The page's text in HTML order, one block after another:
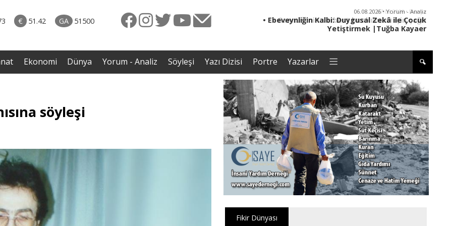
€ 51.42 GA 51500
• Gannuşi'nin serbest bırakılması için çağrı
06.08.2026 • Yorum - Analiz
• Ebeveynliğin Kalbi: Duygusal Zekâ ile Çocuk
Yetiştirmek |Tuğba Kayaer
Ekonomi Dünya Yorum - Analiz Söyleşi Yazı Dizisi Portre Yazarlar
söyleşi
Fikir Dünyası